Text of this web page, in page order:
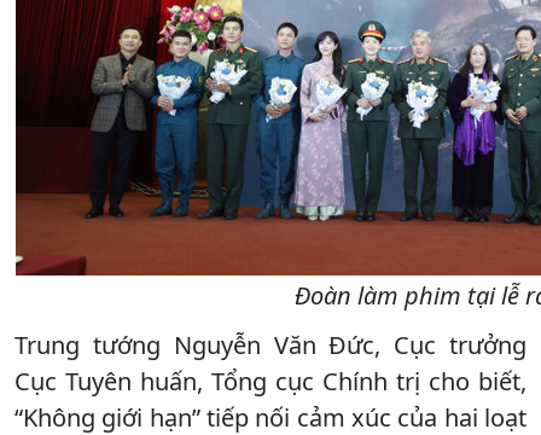
Đoàn làm phim tại lễ
Trung tướng Nguyễn Văn Đức, Cục trưởng
Cục Tuyên huấn, Tổng cục Chính trị cho biết,
“Không giới hạn” tiếp nối cảm xúc của hai loạt